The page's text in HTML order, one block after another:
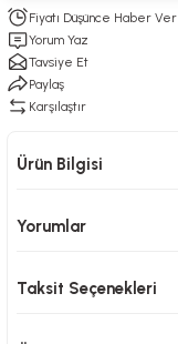
Fiyatı Düşünce Haber Ver
Yorum Yaz
Tavsiye Et
Paylaş
Karşılaştır
Ürün Bilgisi
Yorumlar
Taksit Seçenekleri